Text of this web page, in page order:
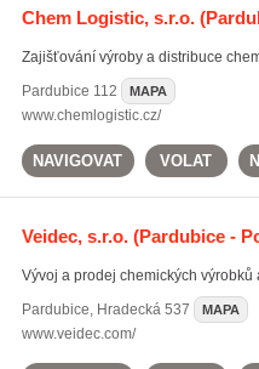
Chem Logistic, s.r.o.
Zajišťování výroby a distribuce
Pardubice 112 MAPA
www.chemlogistic.cz/
NAVIGOVAT VOLAT
Veidec, s.r.o.(Pardubice -
Vývoj a prodej chemických výrobků
Pardubice, Hradecká 537 MAPA
www.veidec.com/